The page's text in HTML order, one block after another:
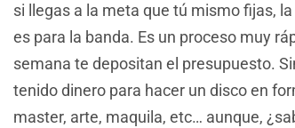
si llegas a la meta que tú mismo fijas,
es para la banda. Es un proceso muy
semana te depositan el presupuesto.
tenido dinero para hacer un disco en
master, arte, maquila, etc… aunque,